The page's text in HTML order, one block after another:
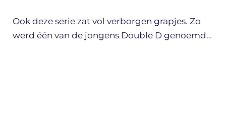
Ook deze serie zat vol verborgen grapjes. Zo
werd één van de jongens Double D genoemd…